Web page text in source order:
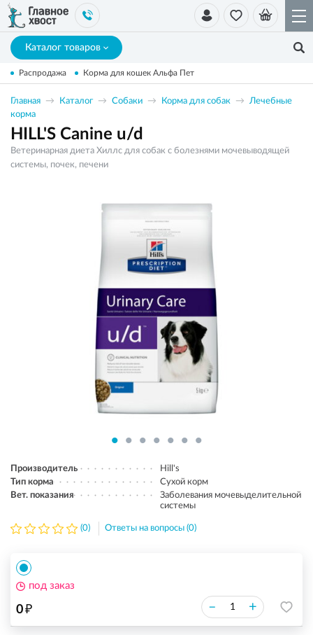
Каталог товаров
Распродажа Корма для кошек Альфа Пет
Главная Каталог Собаки Корма для собак
Лечебные
корма
HILL'S Canine u/d
Ветеринарная диета Хиллс для собак с болезнями мочевыводящей
системы, почек, печени
Производитель
Hill's
Тип корма
Сухой корм
Вет. показания
Заболевания мочевыделительной
системы
(0) Ответы на вопросы (0)
0₽ – +
под заказ